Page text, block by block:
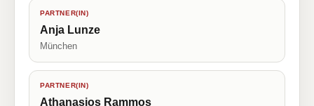
PARTNER(IN)
Anja Lunze
München
PARTNER(IN)
Athanasios Rammos